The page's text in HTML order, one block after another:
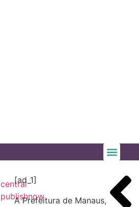
central
publishnow
[ad_1]
A Prefeitura de Manaus,